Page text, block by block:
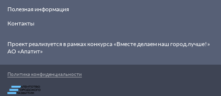
Полезная информация
Контакты
Проект реализуется в рамках конкурса «Вместе делаем наш город лучше!»
АО «Апатит»
Политика конфиденциальности